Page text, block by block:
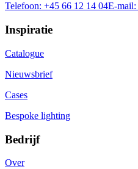
Telefoon: +45 66 12 14 04E-mail:
Inspiratie
Catalogue
Nieuwsbrief
Cases
Bespoke lighting
Bedrijf
Over